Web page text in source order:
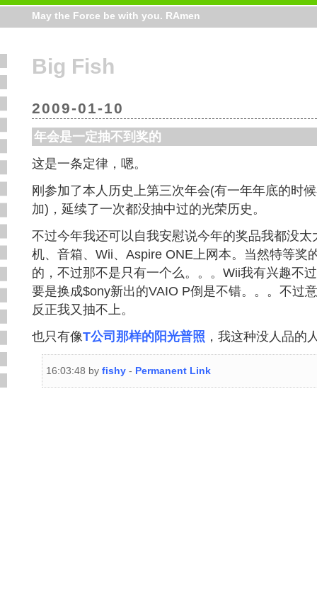
Big Fish
2009-01-10
年会是一定抽不到奖的
这是一条定律，嗯。
刚参加了本人历史上第三次年会(有一年年底的时
加)，延续了一次都没抽中过的光荣历史。
不过今年我还可以自我安慰说今年的奖品我都没
机、音箱、Wii、Aspire ONE上网本。当然特等奖
的，不过那不是只有一个么。。。Wii我有兴趣不
要是换成$ony新出的VAIO P倒是不错。。。不过
反正我又抽不上。
也只有像T公司那样的阳光普照 ，我这种没人品的
16:03:48 byfishy - Permanent Link
May the Force be with you. RAmen